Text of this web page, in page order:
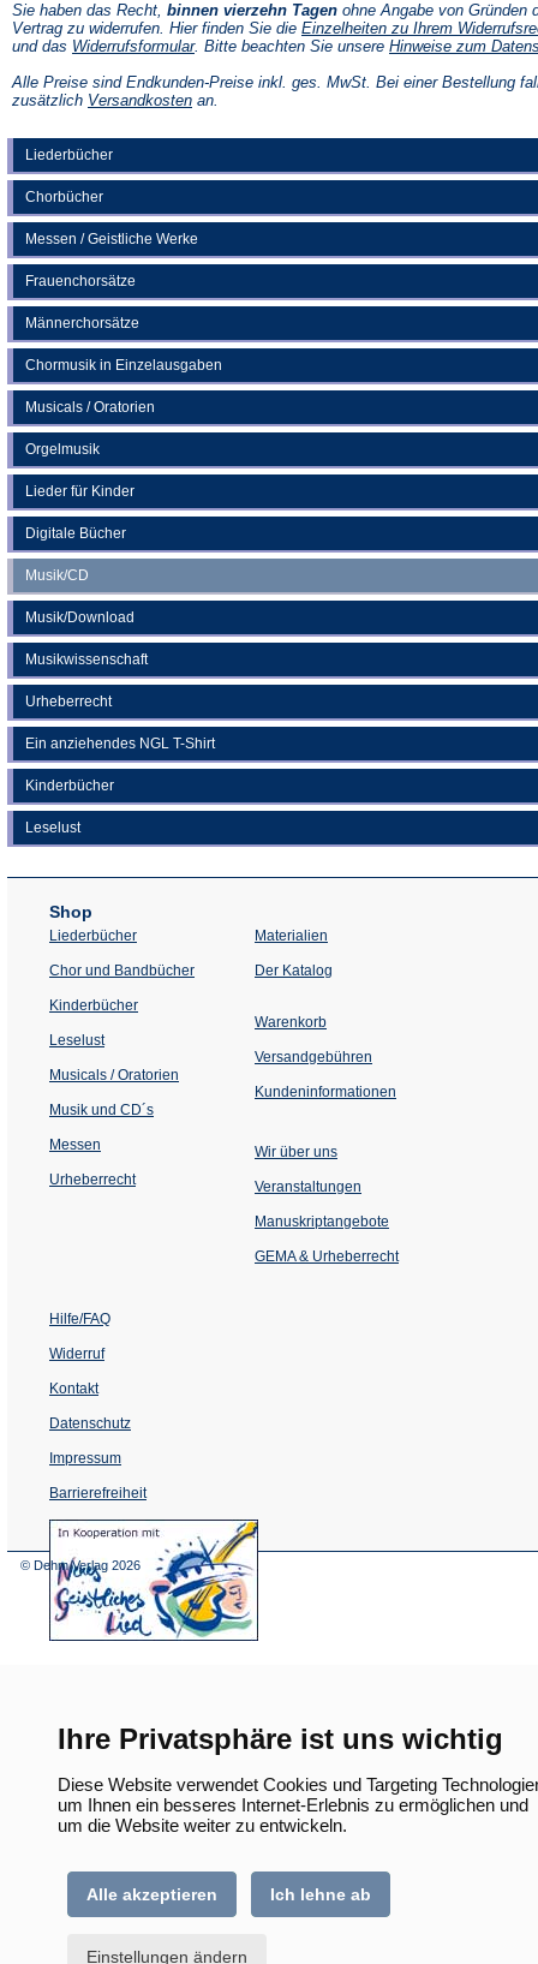
Ihre Privatsphäre ist uns wichtig
Diese Website verwendet Cookies und Targeting
um Ihnen ein besseres Internet-Erlebnis zu ermöglichen und
um die Website weiter zu entwickeln.
Alle akzeptieren Ich lehne ab
Einstellungen ändern
Liederbücher
Chorbücher
Messen / Geistliche Werke
Frauenchorsätze
Männerchorsätze
Chormusik in Einzelausgaben
Musicals / Oratorien
Orgelmusik
Lieder für Kinder
Digitale Bücher
Musik/CD
Musik/Download
Musikwissenschaft
Urheberrecht
Ein anziehendes NGL T-Shirt
Kinderbücher
Leselust
Sie haben das Recht, binnen vierzehn Tagen ohne Angabe von Gründen
Vertrag zu widerrufen. Hier finden Sie die Einzelheiten zu Ihrem
und das Widerrufsformular(Öffnet
einem
neuen
. Bitte beachten Sie unsere Hinweise zum
Alle Preise sind Endkunden-Preise inkl. ges. MwSt. Bei einer Bestellung
zusätzlich Versandkosten(Öffnet
an.
Shop
Liederbücher
Chor und Bandbücher
Kinderbücher
Leselust
Musicals / Oratorien
Musik und CD´s
Messen
Urheberrecht
Materialien
Der Katalog
Warenkorb
Versandgebühren
Kundeninformationen
Wir über uns
Veranstaltungen
einem
Tab)
Manuskriptangebote
GEMA & Urheberrecht
Hilfe/FAQ
Widerruf
Kontakt
Datenschutz
Impressum
Barrierefreiheit
(Öffnet
in
© Dehm Verlag 2026